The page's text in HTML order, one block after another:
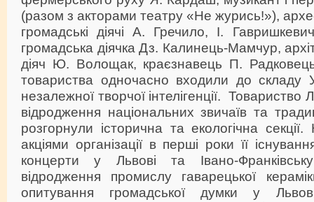
(разом з акторами театру «Не журись!»),
громадські діячі А. Гречило, І.
громадська діячка Дз. Калинець-Мамчур,
діяч Ю. Волощак, краєзнавець П.
товариства одночасно входили до складу
незалежної творчої інтелігенції.
відродження національних звичаїв та
розгорнули історична та екологічна
акціями організації в перші роки її
концерти у Львові та Івано-
відродження промислу гаварецької
опитування громадської думки у